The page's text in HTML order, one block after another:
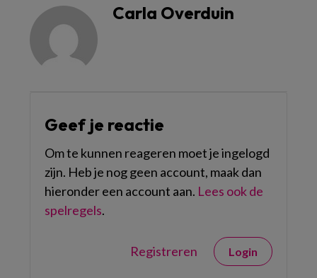
Carla Overduin
Geef je reactie
Om te kunnen reageren moet je ingelogd
zijn. Heb je nog geen account, maak dan
hieronder een account aan. Lees ook de
spelregels.
Registreren Login